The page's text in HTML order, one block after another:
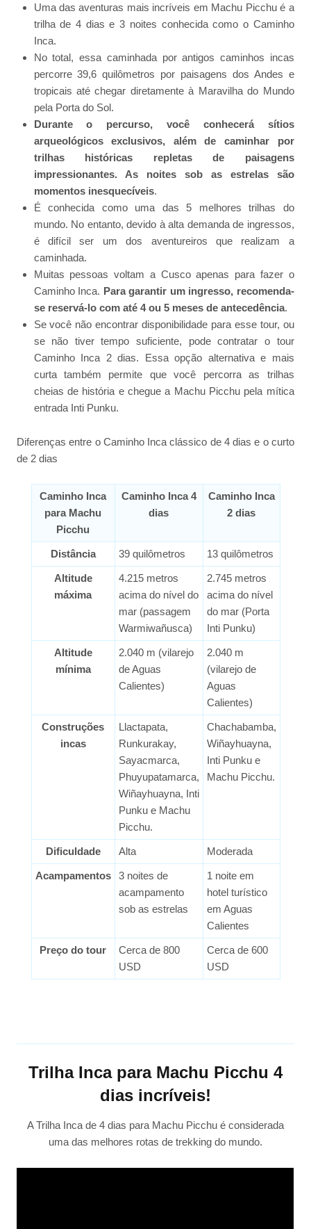
Uma das aventuras mais incríveis em Machu Picchu é a
trilha de 4 dias e 3 noites conhecida como o Caminho
Inca.
No total, essa caminhada por antigos caminhos incas
percorre 39,6 quilômetros por paisagens dos Andes e
tropicais até chegar diretamente à Maravilha do Mundo
pela Porta do Sol.
Durante o percurso, você conhecerá sítios
arqueológicos exclusivos, além de caminhar por
trilhas históricas repletas de paisagens
impressionantes. As noites sob as estrelas são
momentos inesquecíveis.
É conhecida como uma das 5 melhores trilhas do
mundo. No entanto, devido à alta demanda de ingressos,
é difícil ser um dos aventureiros que realizam a
caminhada.
Muitas pessoas voltam a Cusco apenas para fazer o
Caminho Inca. Para garantir um ingresso, recomenda-
se reservá-lo com até 4 ou 5 meses de antecedência.
Se você não encontrar disponibilidade para esse tour, ou
se não tiver tempo suficiente, pode contratar o tour
Caminho Inca 2 dias. Essa opção alternativa e mais
curta também permite que você percorra as trilhas
cheias de história e chegue a Machu Picchu pela mítica
entrada Inti Punku.
Diferenças entre o Caminho Inca clássico de 4 dias e o curto
de 2 dias
Caminho Inca
para Machu
Picchu
Caminho Inca 4
dias
Caminho Inca
2 dias
Distância 39 quilômetros 13 quilômetros
Altitude
máxima
4.215 metros
acima do nível do
mar (passagem
Warmiwañusca)
2.745 metros
acima do nível
do mar (Porta
Inti Punku)
Altitude
mínima
2.040 m (vilarejo
de Aguas
Calientes)
2.040 m
(vilarejo de
Aguas
Calientes)
Construções
incas
Llactapata,
Runkurakay,
Sayacmarca,
Phuyupatamarca,
Wiñayhuayna, Inti
Punku e Machu
Picchu.
Chachabamba,
Wiñayhuayna,
Inti Punku e
Machu Picchu.
Dificuldade Alta Moderada
Acampamentos
3 noites de
acampamento
sob as estrelas
1 noite em
hotel turístico
em Aguas
Calientes
Preço do tour
Cerca de 800
USD
Cerca de 600
USD
Trilha Inca para Machu Picchu 4
dias incríveis!
A Trilha Inca de 4 dias para Machu Picchu é considerada
uma das melhores rotas de trekking do mundo.